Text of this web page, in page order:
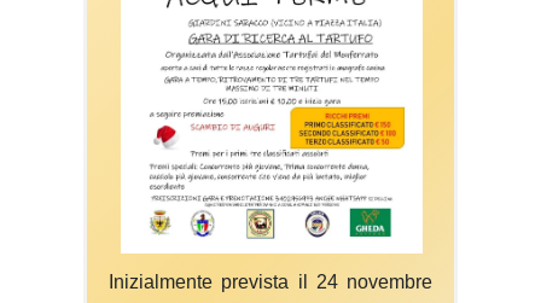
Inizialmente prevista il 24 novembre